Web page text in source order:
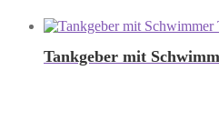
Tankgeber mit